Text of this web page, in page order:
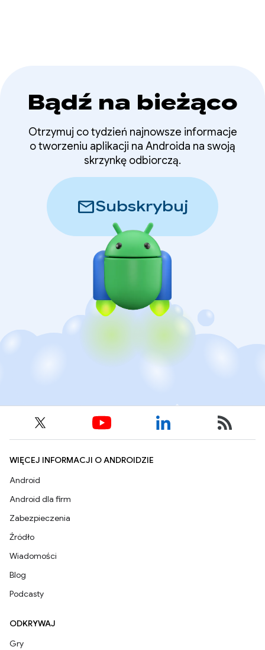
Bądź na bieżąco
Otrzymuj co tydzień najnowsze informacje
o tworzeniu aplikacji na Androida na swoją
skrzynkę odbiorczą.
mailSubskrybuj
WIĘCEJ INFORMACJI O ANDROIDZIE
Android
Android dla firm
Zabezpieczenia
Źródło
Wiadomości
Blog
Podcasty
ODKRYWAJ
Gry